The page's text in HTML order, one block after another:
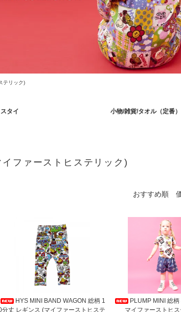
テリック)
スタイ
小物/雑貨/タオル（定番）
ファーストヒステリック)
おすすめ順
HYS MINI BAND WAGON 総柄 1
分丈 レギンス (マイファーストヒステ
PLUMP MINI 総
マイファーストヒ